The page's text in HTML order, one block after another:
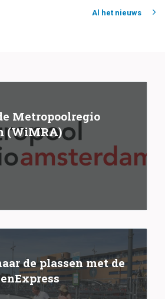
Al het nieuws
Metropoolregio
(WiMRA)
de plassen met de